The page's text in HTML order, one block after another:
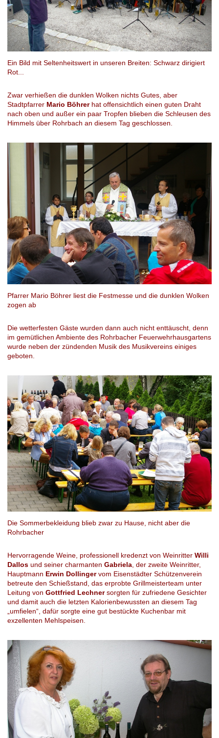
Ein Bild mit Seltenheitswert in unseren Breiten: Schwarz dirigiert
Rot...
Zwar verhießen die dunklen Wolken nichts Gutes, aber
Stadtpfarrer Mario Böhrerhat offensichtlich einen guten Draht
nach oben und außer ein paar Tropfen blieben die Schleusen des
Himmels über Rohrbach an diesem Tag geschlossen.
Pfarrer Mario Böhrer liest die Festmesse und die dunklen Wolken
zogen ab
Die wetterfesten Gäste wurden dann auch nicht enttäuscht, denn
im gemütlichen Ambiente des Rohrbacher Feuerwehrhausgartens
wurde neben der zündenden Musik des Musikvereins einiges
geboten.
Die Sommerbekleidung blieb zwar zu Hause, nicht aber die
Rohrbacher
Hervorragende Weine, professionell kredenzt von Weinritter Willi
Dallos und seiner charmanten Gabriela , der zweite Weinritter,
Hauptmann Erwin Dollingervom Eisenstädter Schützenverein
betreute den Schießstand, das erprobte Grillmeisterteam unter
Leitung von Gottfried Lechnersorgten für zufriedene Gesichter
und damit auch die letzten Kalorienbewussten an diesem Tag
„umfielen“, dafür sorgte eine gut bestückte Kuchenbar mit
exzellenten Mehlspeisen.